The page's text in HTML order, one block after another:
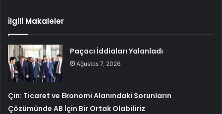
İlgili Makaleler
Paçacı İddiaları Yalanladı
Ağustos 7, 2026
Çin: Ticaret ve Ekonomi Alanındaki Sorunların
Çözümünde AB İçin Bir Ortak Olabiliriz